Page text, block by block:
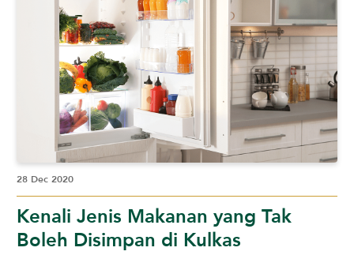
28 Dec 2020
Kenali Jenis Makanan yang Tak
Boleh Disimpan di Kulkas